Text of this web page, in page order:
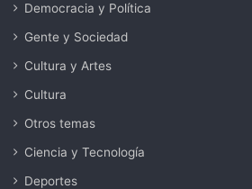
Democracia y Política
Gente y Sociedad
Cultura y Artes
Cultura
Otros temas
Ciencia y Tecnología
Deportes